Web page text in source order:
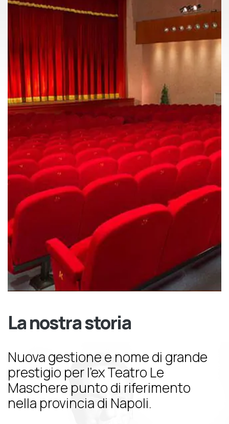
La nostra storia
Nuova gestione e nome di grande
prestigio per l’ex Teatro Le
Maschere punto di riferimento
nella provincia di Napoli.